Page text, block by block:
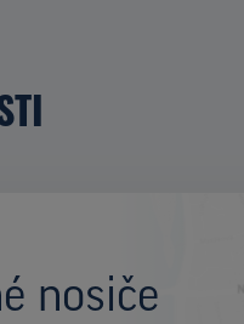
nosiče